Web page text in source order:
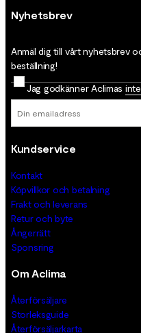
Nyhetsbrev
Anmäl dig till vårt nyhetsbrev
beställning!
Jag godkänner Aclimas
Kundservice
Kontakt
Köpvillkor och betalning
Frakt och leverans
Retur och byte
Ångerrätt
Sponsring
Om Aclima
Återförsäljare
Storleksguide
Återförsäljarkarta